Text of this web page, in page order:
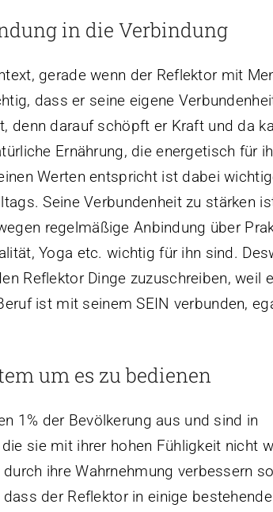
in die Verbindung
gerade wenn der Reflektor mit
dass er seine eigene
denn darauf schöpft er Kraft und da
Ernährung, die energetisch für
Werten entspricht ist dabei
Seine Verbundenheit zu stärken
regelmäßige Anbindung über
Yoga etc. wichtig für ihn sind.
Reflektor Dinge zuzuschreiben, weil
ist mit seinem SEIN verbunden,
um es zu bedienen
1% der Bevölkerung aus und sind in
sie mit ihrer hohen Fühligkeit nicht
ihre Wahrnehmung verbessern
der Reflektor in einige